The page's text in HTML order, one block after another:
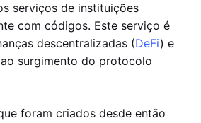
serviços de instituições
com códigos. Este serviço é
descentralizadas (DeFi) e
surgimento do protocolo
foram criados desde então